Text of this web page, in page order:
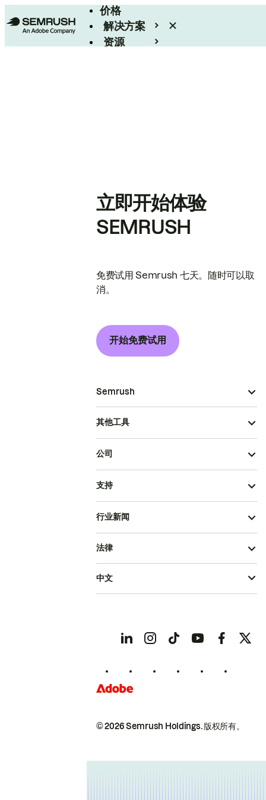
价格
解决方案
资源
立即开始体验
SEMRUSH
免费试用 Semrush 七天。随时可以取
消。
开始免费试用
Semrush
其他工具
公司
支持
行业新闻
© 2026 Semrush Holdings.版权所有。
法律
中文